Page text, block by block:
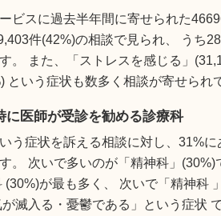
ビスに過去半年間に寄せられた
件(42%)の相談で見られ、 うち
。 また、「ストレスを感じる」
という症状も数多く相談が寄せられ
に医師が受診を勧める診療科
う症状を訴える相談に対し、31%
。 次いで多いのが「精神科」
(30%)が最も多く、 次いで「精神科
滅入る・憂鬱である」という症状